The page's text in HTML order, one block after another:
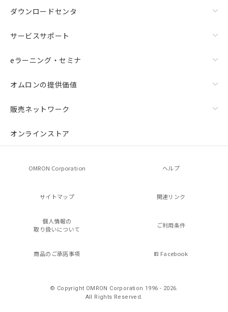
ダウンロードセンタ
サービスサポート
eラーニング・セミナ
オムロンの提供価値
販売ネットワーク
オンラインストア
OMRON Corporation ヘルプ
サイトマップ 関連リンク
個人情報の
取り扱いについて
ご利用条件
商品のご承諾事項 Facebook
© Copyright OMRON Corporation 1996 - 2026.
All Rights Reserved.